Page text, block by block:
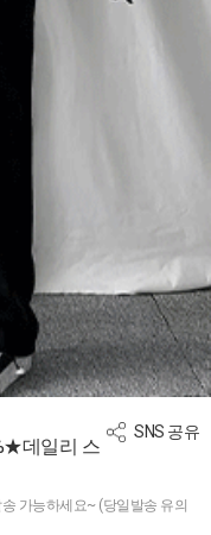
SNS 공유
데일리 스
가능하세요~ (당일발송 유의